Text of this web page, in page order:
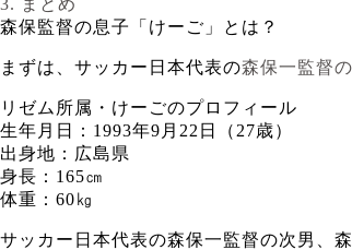
3. まとめ
森保監督の息子「けーご」とは？
まずは、サッカー日本代表の森保一監督
リゼム所属・けーごのプロフィール
生年月日：1993年9月22日（27歳）
出身地：広島県
身長：165㎝
体重：60㎏
サッカー日本代表の森保一監督の次男、